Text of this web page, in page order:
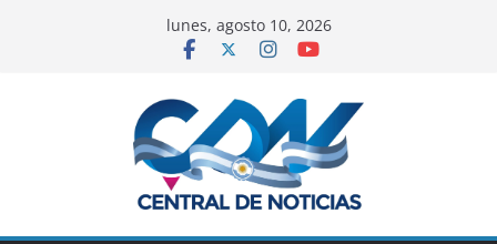
lunes, agosto 10, 2026